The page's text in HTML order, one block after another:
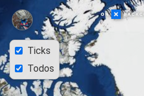
Ticks
Todos